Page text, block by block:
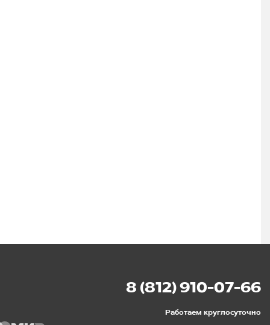
8 (812) 910-07-66
Работаем круглосуточно